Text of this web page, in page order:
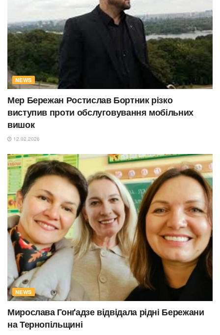
NEWS
Мер Бережан Ростислав Бортник різко
виступив проти обслуговування мобільних
вишок
12.02.2026
NEWS
Мирослава Гонґадзе відвідала рідні Бережани
на Тернопільщині